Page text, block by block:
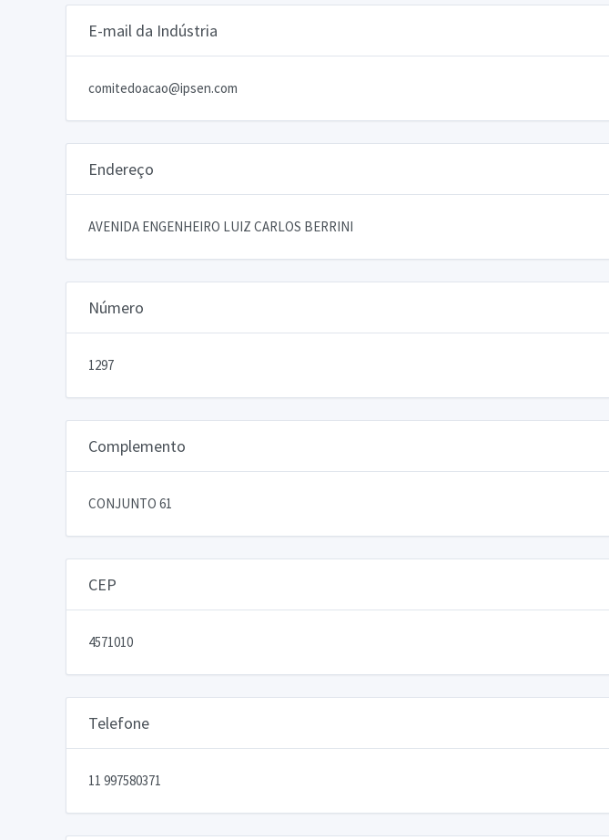
E-mail da Indústria
comitedoacao@ipsen.com
Endereço
AVENIDA ENGENHEIRO LUIZ CARLOS BERRINI
Número
1297
Complemento
CONJUNTO 61
CEP
4571010
Telefone
11 997580371